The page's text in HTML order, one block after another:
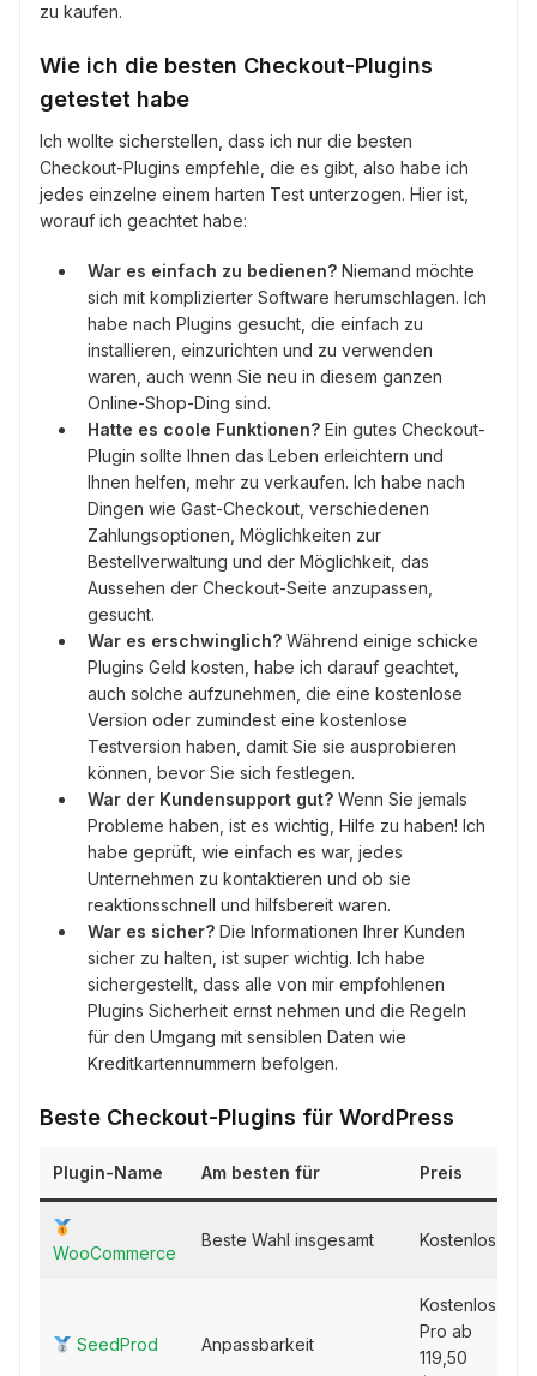
zu kaufen.
Wie ich die besten Checkout-Plugins
getestet habe
Ich wollte sicherstellen, dass ich nur die besten
Checkout-Plugins empfehle, die es gibt, also habe ich
jedes einzelne einem harten Test unterzogen. Hier ist,
worauf ich geachtet habe:
War es einfach zu bedienen? Niemand möchte
sich mit komplizierter Software herumschlagen. Ich
habe nach Plugins gesucht, die einfach zu
installieren, einzurichten und zu verwenden
waren, auch wenn Sie neu in diesem ganzen
Online-Shop-Ding sind.
Hatte es coole Funktionen? Ein gutes Checkout-
Plugin sollte Ihnen das Leben erleichtern und
Ihnen helfen, mehr zu verkaufen. Ich habe nach
Dingen wie Gast-Checkout, verschiedenen
Zahlungsoptionen, Möglichkeiten zur
Bestellverwaltung und der Möglichkeit, das
Aussehen der Checkout-Seite anzupassen,
gesucht.
War es erschwinglich? Während einige schicke
Plugins Geld kosten, habe ich darauf geachtet,
auch solche aufzunehmen, die eine kostenlose
Version oder zumindest eine kostenlose
Testversion haben, damit Sie sie ausprobieren
können, bevor Sie sich festlegen.
War der Kundensupport gut? Wenn Sie jemals
Probleme haben, ist es wichtig, Hilfe zu haben! Ich
habe geprüft, wie einfach es war, jedes
Unternehmen zu kontaktieren und ob sie
reaktionsschnell und hilfsbereit waren.
War es sicher? Die Informationen Ihrer Kunden
sicher zu halten, ist super wichtig. Ich habe
sichergestellt, dass alle von mir empfohlenen
Plugins Sicherheit ernst nehmen und die Regeln
für den Umgang mit sensiblen Daten wie
Kreditkartennummern befolgen.
Beste Checkout-Plugins für WordPress
Plugin-Name Am besten für Preis
WooCommerce
Beste Wahl insgesamt Kostenlos
SeedProd Anpassbarkeit
Kostenlos,
Pro ab
119,50